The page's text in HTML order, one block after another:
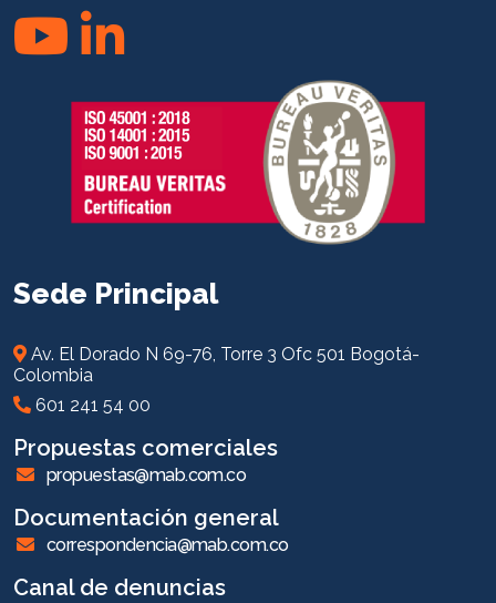
Sede Principal
Av. El Dorado N 69-76, Torre 3 Ofc 501 Bogotá-
Colombia
601 241 54 00
Propuestas comerciales
propuestas@mab.com.co
Documentación general
correspondencia@mab.com.co
Canal de denuncias